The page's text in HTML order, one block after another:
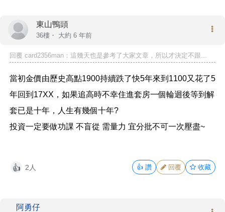
東山鴨頭
36樓・ 大約 6 年前
回覆 card2356man：這幾天也是參考了大家文章，所以才決定不跟...
當初金價由歷史高點1900持續跌了快5年來到1100又花了5
年回到17XX，如果追高時不幸住進套房一個輪迴後等到解
套已是十年，人生有幾個十年?
投資一定要做功課 不盲從 需量力 宜分批不可一次壓盡~
👍 2人 👍 讚 回覆 收藏
阿勇仔